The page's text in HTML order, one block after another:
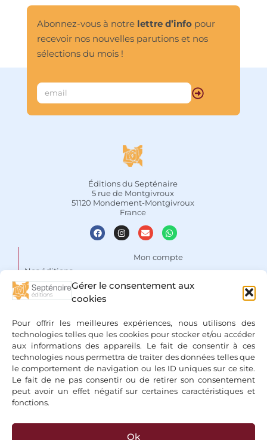
Gérer le consentement aux
cookies
Pour offrir les meilleures expériences, nous utilisons des
technologies telles que les cookies pour stocker et/ou accéder
aux informations des appareils. Le fait de consentir à ces
technologies nous permettra de traiter des données telles que
le comportement de navigation ou les ID uniques sur ce site.
Le fait de ne pas consentir ou de retirer son consentement
peut avoir un effet négatif sur certaines caractéristiques et
fonctions.
Ok
Abonnez-vous à notre lettre d’infopour
recevoir nos nouvelles parutions et nos
sélections du mois !
Éditions du Septénaire
5 rue de Montgivroux
51120 Mondement-Montgivroux
France
Nos éditions
Auteurs
Espace libraires
Nous contacter
Mon compte
Conditions Générales de
Vente
Mentions légales & Politique
de confidentialité